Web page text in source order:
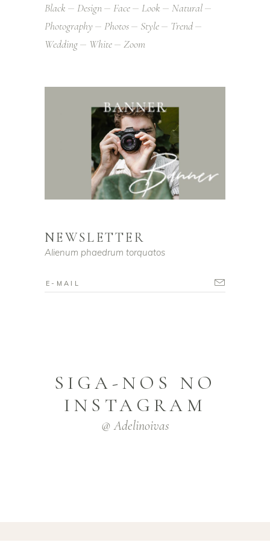
Black Design Face Look
Natural
Photography
Photos Style
Trend
Wedding
White Zoom
NEWSLETTER
Alienum phaedrum torquatos
SIGA-NOS NO
INSTAGRAM
@ Adelinoivas